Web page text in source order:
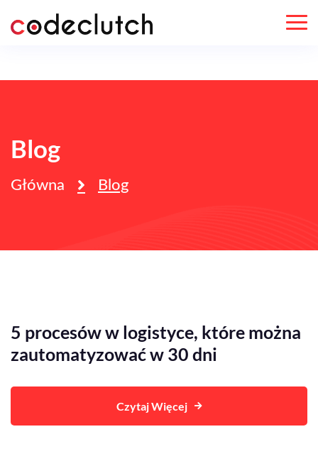
Blog
Główna Blog
5 procesów w logistyce, które można
zautomatyzować w 30 dni
Czytaj Więcej